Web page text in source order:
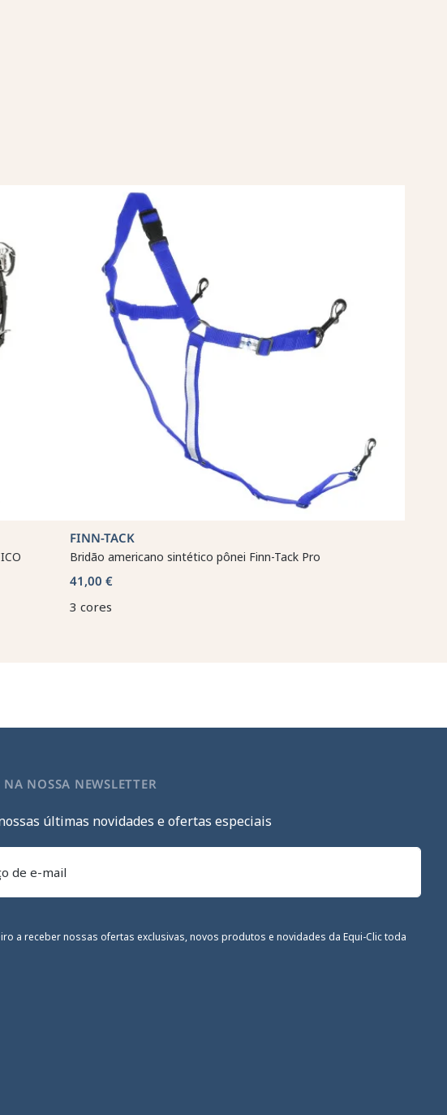
FINN-TACK
Bridão americano sintético pônei Finn-Tack Pro
41,00 €
3 cores
NA NOSSA NEWSLETTER
últimas novidades e ofertas especiais
a receber nossas ofertas exclusivas, novos produtos e novidades da Equi-Clic toda